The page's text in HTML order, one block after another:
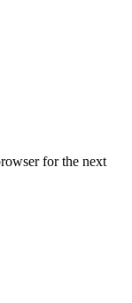
for the next